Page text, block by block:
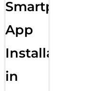
Smartphone
App
Installation
in